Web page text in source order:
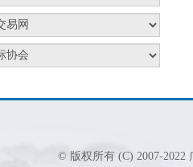
© 版权所有 (C) 2007-2022